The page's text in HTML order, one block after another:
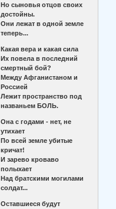
Но сыновья отцов своих
достойны.
Они лежат в одной земле
теперь...
Какая вера и какая сила
Их повела в последний
смертный бой?
Между Афганистаном и
Россией
Лежит пространство под
названьем БОЛЬ.
Она с годами - нет, не
утихает
По всей земле убитые
кричат!
И зарево кроваво
полыхает
Над братскими могилами
солдат...
Оставшиеся будут